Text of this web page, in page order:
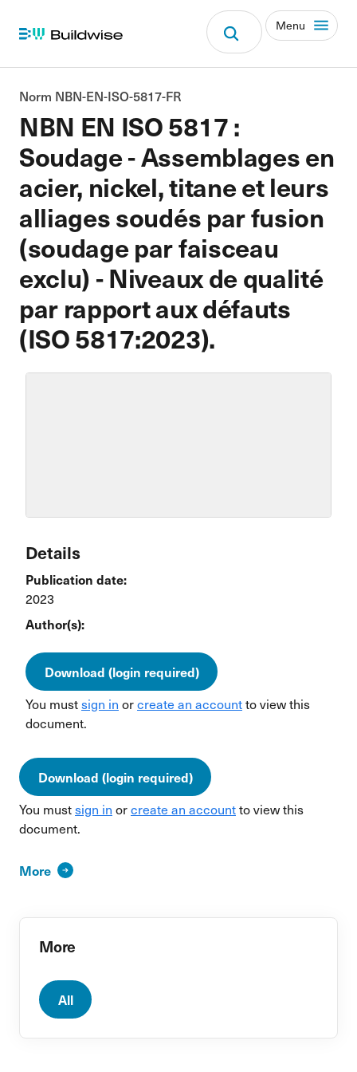
Menu
NBN EN ISO 5817 :
Soudage - Assemblages en
acier, nickel, titane et leurs
alliages soudés par fusion
(soudage par faisceau
exclu) - Niveaux de qualité
par rapport aux défauts
(ISO 5817:2023).
Norm NBN-EN-ISO-5817-FR
Details
Publication date:
2023
Author(s):
Download (login required)
You mustsign in orcreate an accountto view this
document.
Download (login required)
You mustsign in orcreate an accountto view this
document.
More
More
All